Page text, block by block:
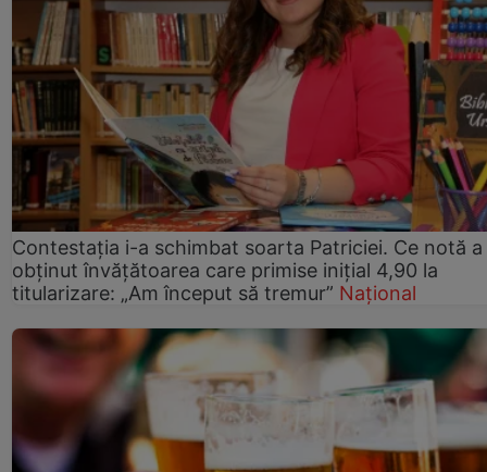
Contestația i-a schimbat soarta Patriciei. Ce notă a
obținut învățătoarea care primise inițial 4,90 la
titularizare: „Am început să tremur” Național